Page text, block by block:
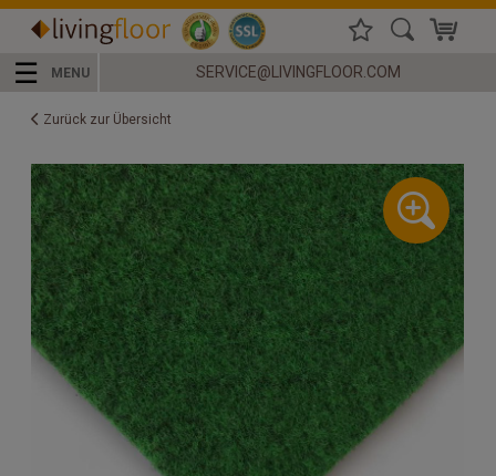
☰ MENU SERVICE@LIVINGFLOOR.COM
Zurück zur Übersicht